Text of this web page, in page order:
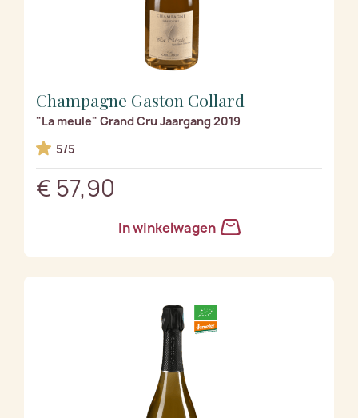
Champagne Gaston Collard
"La meule" Grand Cru Jaargang 2019
5/5
€ 57,90
In winkelwagen